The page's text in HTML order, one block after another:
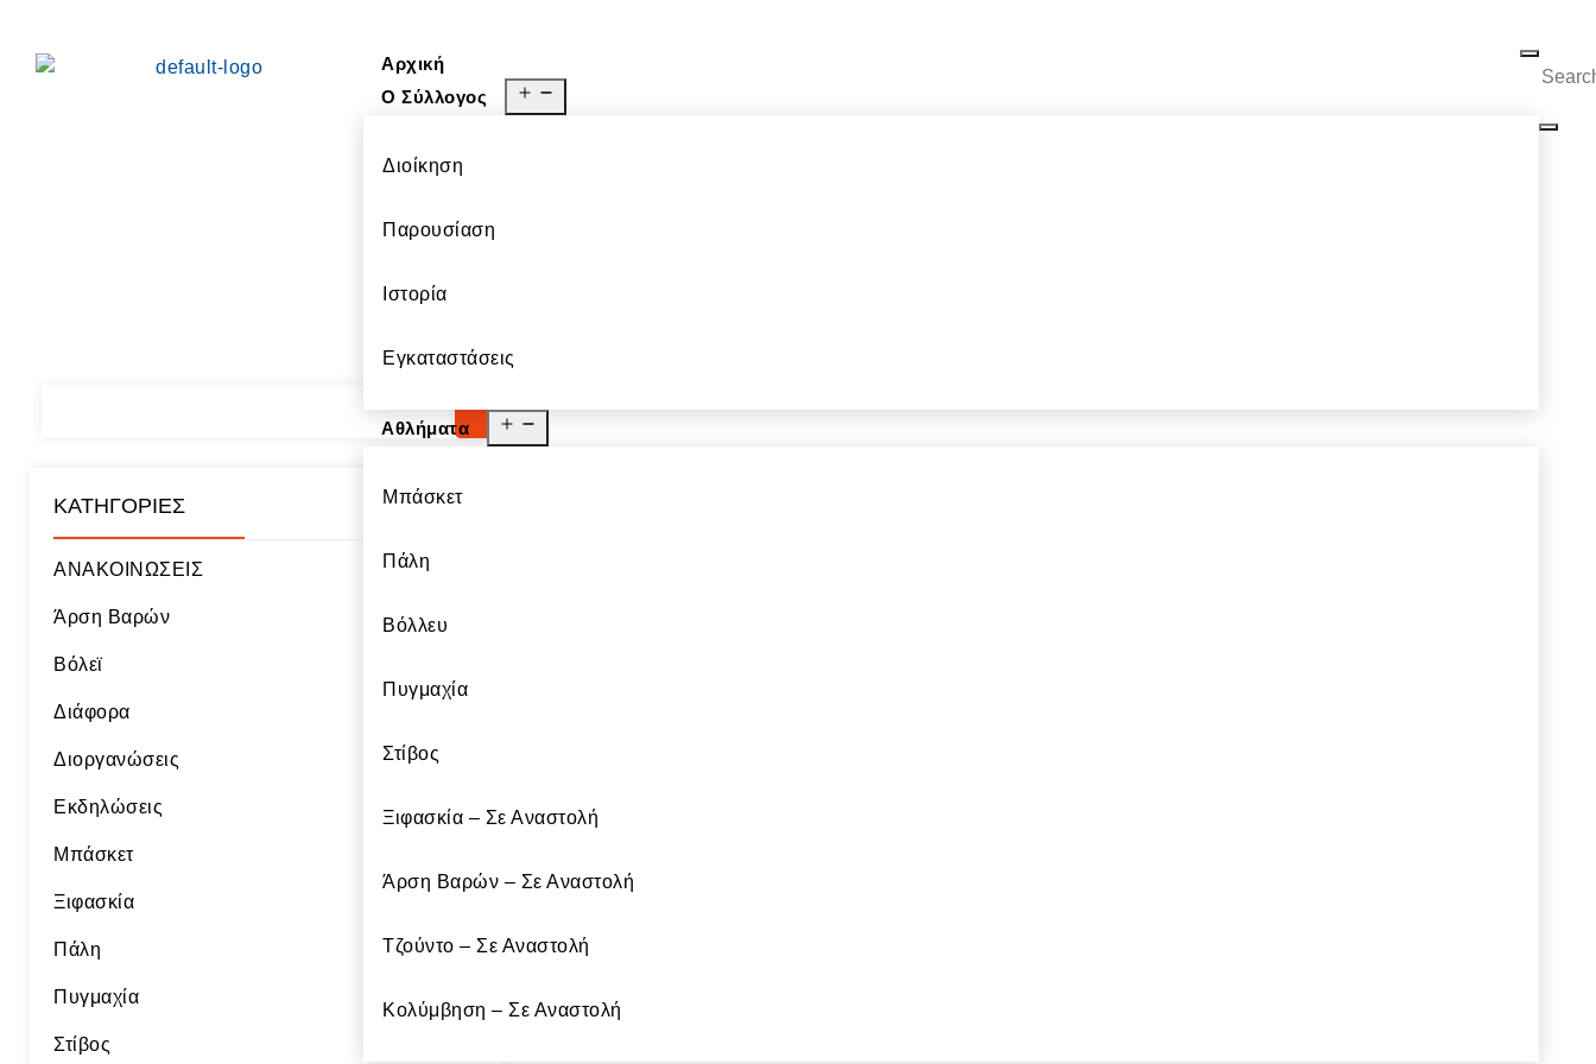
Αρχική
Ο Σύλλογος
Διοίκηση
Παρουσίαση
Ιστορία
Εγκαταστάσεις
Αθλήματα
Μπάσκετ
Πάλη
Βόλλευ
Πυγμαχία
Στίβος
Ξιφασκία – Σε Αναστολή
Άρση Bαρών – Σε Αναστολή
Τζούντο – Σε Αναστολή
Κολύμβηση – Σε Αναστολή
KΑΤΗΓΟΡΊΕΣ
ΑΝΑΚΟΙΝΩΣΕΙΣ
Άρση Βαρών
Βόλεϊ
Διάφορα
Διοργανώσεις
Εκδηλώσεις
Μπάσκετ
Ξιφασκία
Πάλη
Πυγμαχία
Στίβος